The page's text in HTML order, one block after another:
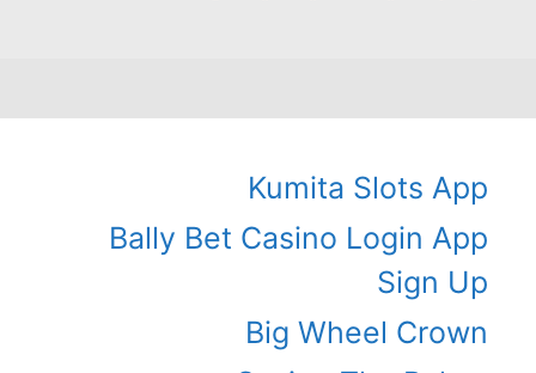
Kumita Slots App
Bally Bet Casino Login App
Sign Up
Big Wheel Crown